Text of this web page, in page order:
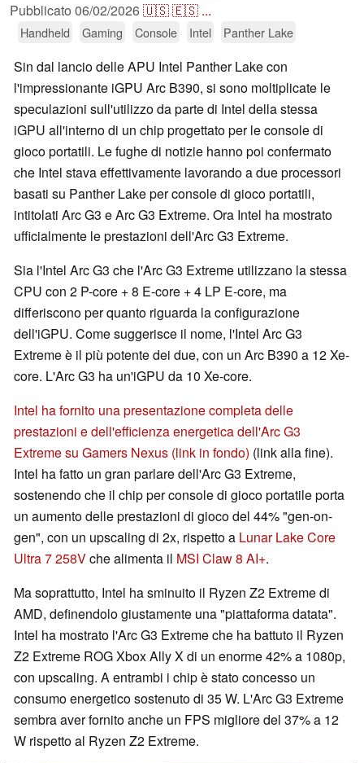
Pubblicato 06/02/2026🇺🇸🇪🇸 ...
Handheld Gaming Console Intel Panther Lake
Sin dal lancio delle APU Intel Panther Lake con
l'impressionante iGPU Arc B390, si sono moltiplicate le
speculazioni sull'utilizzo da parte di Intel della stessa
iGPU all'interno di un chip progettato per le console di
gioco portatili. Le fughe di notizie hanno poi confermato
che Intel stava effettivamente lavorando a due processori
basati su Panther Lake per console di gioco portatili,
intitolati Arc G3 e Arc G3 Extreme. Ora Intel ha mostrato
ufficialmente le prestazioni dell'Arc G3 Extreme.
Sia l'Intel Arc G3 che l'Arc G3 Extreme utilizzano la stessa
CPU con 2 P-core + 8 E-core + 4 LP E-core, ma
differiscono per quanto riguarda la configurazione
dell'iGPU. Come suggerisce il nome, l'Intel Arc G3
Extreme è il più potente dei due, con un Arc B390 a 12 Xe-
core. L'Arc G3 ha un'iGPU da 10 Xe-core.
Intel ha fornito una presentazione completa delle
prestazioni e dell'efficienza energetica dell'Arc G3
Extreme su Gamers Nexus (link in fondo) (link alla fine).
Intel ha fatto un gran parlare dell'Arc G3 Extreme,
sostenendo che il chip per console di gioco portatile porta
un aumento delle prestazioni di gioco del 44% "gen-on-
gen", con un upscaling di 2x, rispetto a Lunar Lake Core
Ultra 7 258Vche alimenta il MSI Claw 8 AI+.
Ma soprattutto, Intel ha sminuito il Ryzen Z2 Extreme di
AMD, definendolo giustamente una "piattaforma datata".
Intel ha mostrato l'Arc G3 Extreme che ha battuto il Ryzen
Z2 Extreme ROG Xbox Ally X di un enorme 42% a 1080p,
con upscaling. A entrambi i chip è stato concesso un
consumo energetico sostenuto di 35 W. L'Arc G3 Extreme
sembra aver fornito anche un FPS migliore del 37% a 12
W rispetto al Ryzen Z2 Extreme.